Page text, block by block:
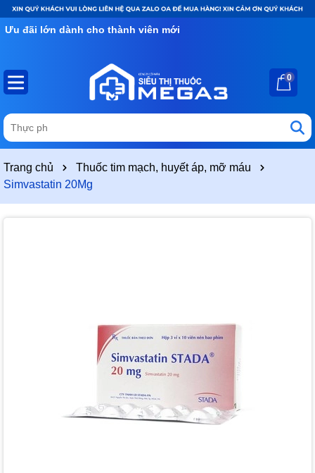
Ưu đãi lớn dành cho thành viên mới
0
Trang chủ
Thuốc tim mạch, huyết áp, mỡ máu
Simvastatin 20Mg